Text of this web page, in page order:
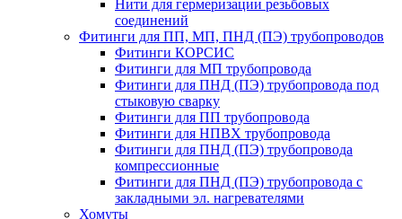
Нити для гермеризации резьбовых
соединений
Фитинги для ПП, МП, ПНД (ПЭ) трубопроводов
Фитинги КОРСИС
Фитинги для МП трубопровода
Фитинги для ПНД (ПЭ) трубопровода под
стыковую сварку
Фитинги для ПП трубопровода
Фитинги для НПВХ трубопровода
Фитинги для ПНД (ПЭ) трубопровода
компрессионные
Фитинги для ПНД (ПЭ) трубопровода с
закладными эл. нагревателями
Хомуты